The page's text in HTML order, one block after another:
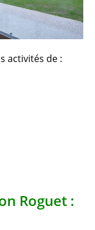
activités de :
Roguet :